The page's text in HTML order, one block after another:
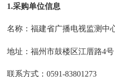
1.采购单位信息
名称：福建省广播电视监测中
地址：福州市鼓楼区江厝路4号
联系方式：0591-83801273